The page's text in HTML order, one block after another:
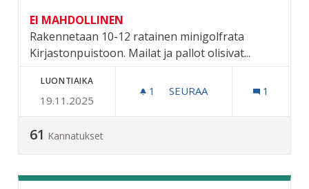
EI MAHDOLLINEN
Rakennetaan 10-12 ratainen minigolfrata
Kirjastonpuistoon. Mailat ja pallot olisivat...
LUONTIAIKA
19.11.2025
1 1 SEURAAJA
SEURAA 1
61 Kannatukset